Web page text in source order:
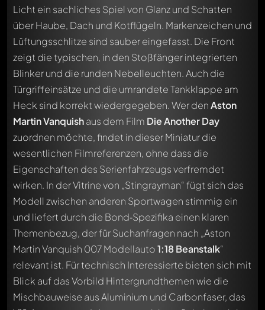
Licht ein sachliches Spiel von Glanz und Schatten
über Haube, Dach und Kotflügeln. Markenzeichen und
Lüftungsschlitze sind sauber eingefasst. Die Front
zeigt die typischen, in den Stoßfänger integrierten
Blinker und die runden Nebelleuchten. Auch die
Türgriffeinsätze und die umrandete Tankklappe am
Heck sind korrekt wiedergegeben. Wer denAston
Martin Vanquishaus dem Film Die Another Day
zuordnen möchte, findet in dieser Miniatur die
wesentlichen Filmreferenzen, ohne dass die
Eigenschaften des Serienfahrzeugs verfremdet
wirken. In der Vitrine von „Stingrayman“ fügt sich das
Modell zwischen anderen Sportwagen stimmig ein
und liefert durch die Bond‑Spezifika einen klaren
Themenbezug, der für Suchanfragen nach „Aston
Martin Vanquish 007 Modellauto1:18Beanstalk“
relevant ist. Für technisch Interessierte bieten sich mit
Blick auf das Vorbild Hintergrundthemen wie die
Mischbauweise aus Aluminium und Carbonfaser, das